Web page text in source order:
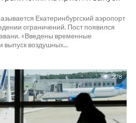
Екатеринбургский аэропорт
ограничений. Пост появился
«Введены временные
выпуск воздушных...
278